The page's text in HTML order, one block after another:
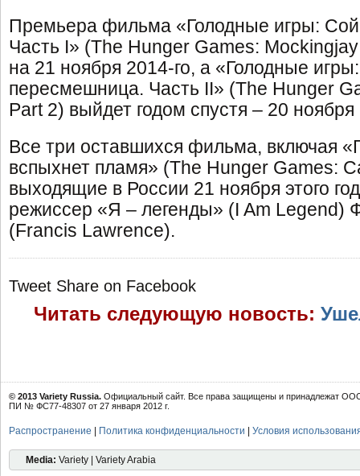
Премьера фильма «Голодные игры:
Часть I» (The Hunger Games:
на 21 ноября 2014-го, а «Голодные
пересмешница. Часть II» (The Hunger
Part 2) выйдет годом спустя – 20 ноября
Все три оставшихся фильма, включая
вспыхнет пламя» (The Hunger Games:
выходящие в России 21 ноября этого
режиссер «Я – легенды» (I Am Legend)
(Francis Lawrence).
Tweet Share on Facebook
Читать следующую новость:
© 2013 Variety Russia. Официальный сайт. Все права защищены и принадлежат
ПИ № ФС77-48307 от 27 января 2012 г.
Распространение Политика конфиденциальности Условия
Media: Variety | Variety Arabia